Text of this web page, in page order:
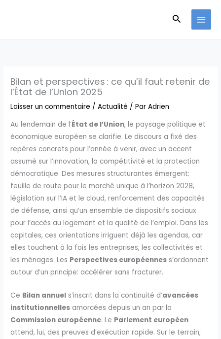
Bilan et perspectives : ce qu’il faut retenir de
l’État de l’Union 2025
Laisser un commentaire /Actualité / ParAdrien
Au lendemain de l’État de l’Union, le paysage politique et
économique européen se clarifie. Le discours a fixé des
repères concrets pour l’année à venir, avec un accent
assumé sur l’innovation, la compétitivité et la protection
démocratique. Des mesures structurantes émergent:
feuille de route pour le marché unique à l’horizon 2028,
législation sur l’IA et le cloud, renforcement des capacités
de défense, ainsi qu’un ensemble de dispositifs sociaux
pour l’accès au logement et la qualité de l’emploi. Dans les
capitales, ces orientations irriguent déjà les agendas, car
elles touchent à la fois les entreprises, les collectivités et
les ménages. Les Perspectives européennes s’ordonnent
autour d’un principe: accélérer sans fracturer.
Ce Bilan annuel s’inscrit dans la continuité d’avancées
institutionnelles amorcées depuis un an par la
Commission européenne. Le Parlement européen
attend, lui, des preuves d’exécution rapide. Sur le terrain,